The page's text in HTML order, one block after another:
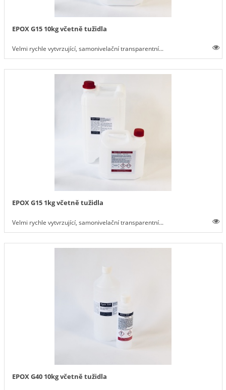
EPOX G15 10kg včetně tužidla
Velmi rychle vytvrzující, samonivelační transparentní...
EPOX G15 1kg včetně tužidla
Velmi rychle vytvrzující, samonivelační transparentní...
EPOX G40 10kg včetně tužidla